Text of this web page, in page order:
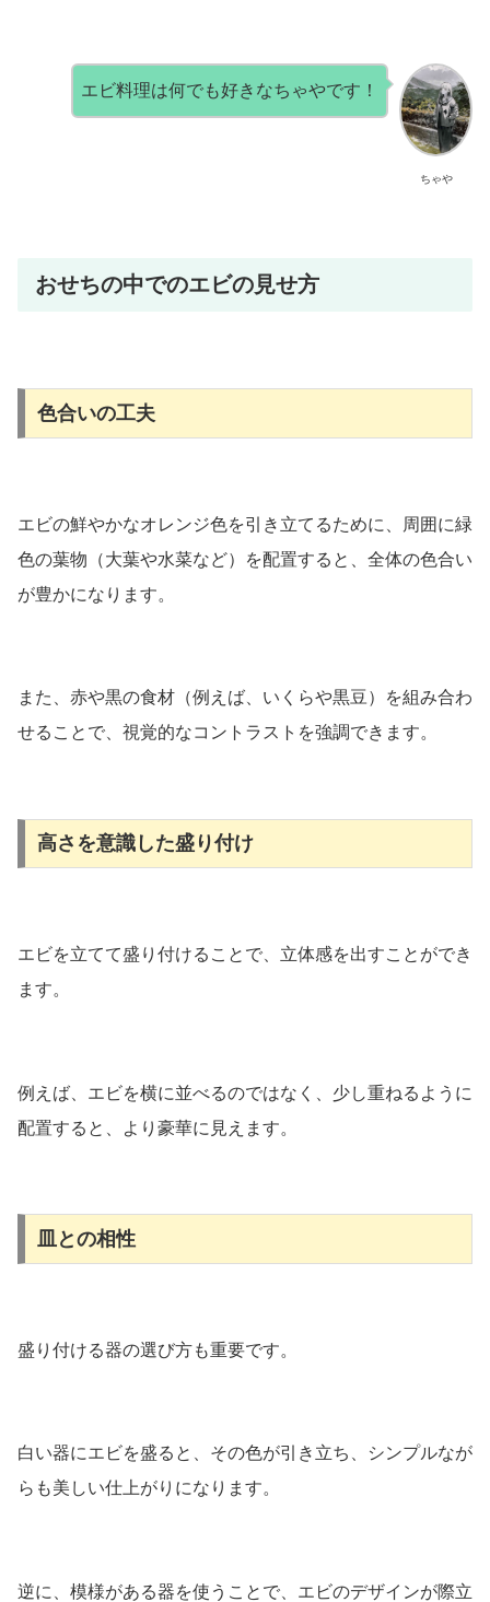
ちゃや
エビ料理は何でも好きなちゃやです！
おせちの中でのエビの見せ方
色合いの工夫
エビの鮮やかなオレンジ色を引き立てるために、周囲に緑
色の葉物（大葉や水菜など）を配置すると、全体の色合い
が豊かになります。
また、赤や黒の食材（例えば、いくらや黒豆）を組み合わ
せることで、視覚的なコントラストを強調できます。
高さを意識した盛り付け
エビを立てて盛り付けることで、立体感を出すことができ
ます。
例えば、エビを横に並べるのではなく、少し重ねるように
配置すると、より豪華に見えます。
皿との相性
盛り付ける器の選び方も重要です。
白い器にエビを盛ると、その色が引き立ち、シンプルなが
らも美しい仕上がりになります。
逆に、模様がある器を使うことで、エビのデザインが際立